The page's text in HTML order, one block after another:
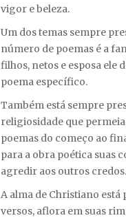
vigor e beleza.
Um dos temas sempre
número de poemas é a
filhos, netos e esposa ele
poema específico.
Também está sempre
religiosidade que
poemas do começo ao
para a obra poética suas
agredir aos outros credos.
A alma de Christiano está
versos, aflora em suas